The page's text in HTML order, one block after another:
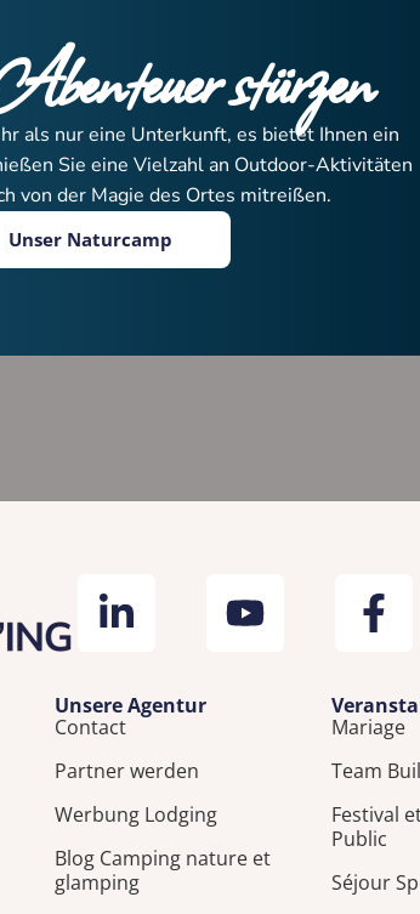
stürzen
als nur eine Unterkunft, es bietet Ihnen ein
Sie eine Vielzahl an Outdoor-Aktivitäten
von der Magie des Ortes mitreißen.
Unser Naturcamp
Unsere Agentur
Contact
Partner werden
Werbung Lodging
Blog Camping nature et
glamping
Mariage
Team
Festival
Public
Séjour